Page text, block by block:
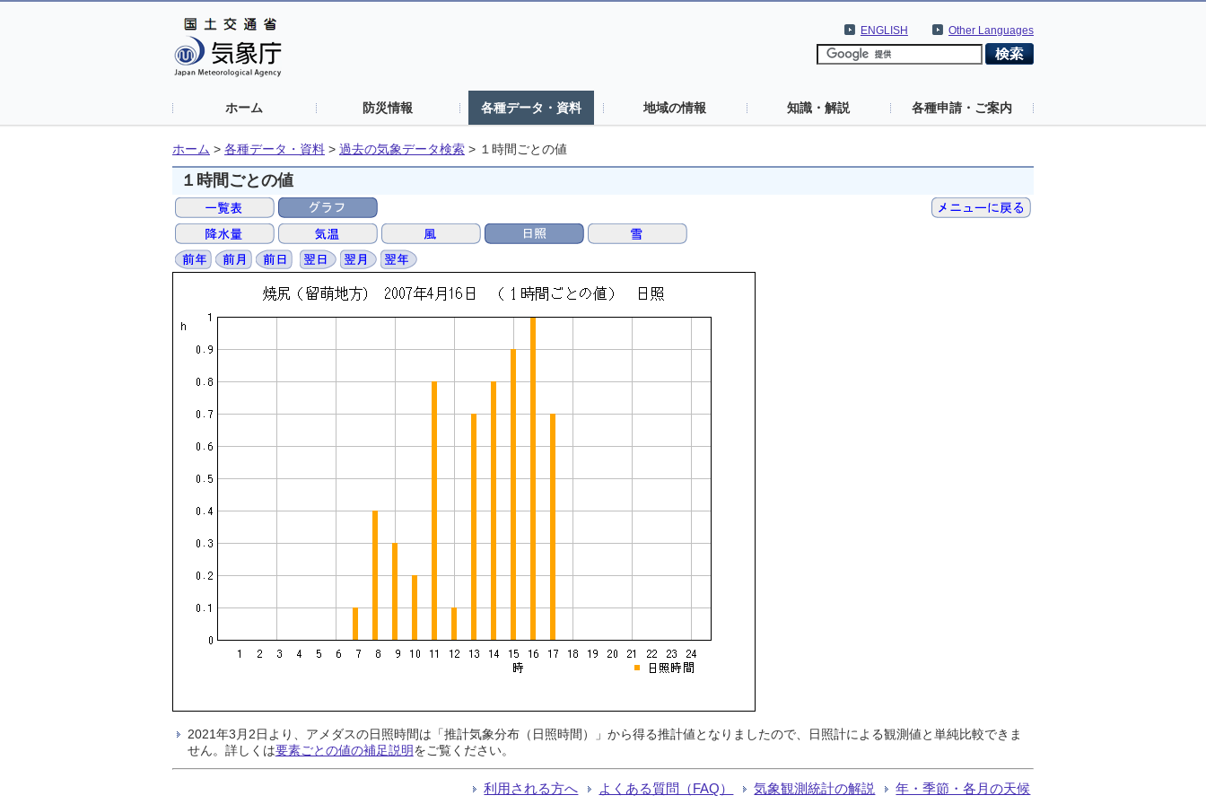
Other Languages
ENGLISH
ホーム 防災情報 各種データ・資料 地域の情報 知識・解説 各種申請・ご案内
ホーム > 各種データ・資料 > 過去の気象データ検索 > １時間ごとの値
１時間ごとの値
2021年3月2日より、アメダスの日照時間は「推計気象分布（日照時間）」から得る推計値となりましたので、日照計による観測値と単純比較できま
せん。詳しくは要素ごとの値の補足説明をご覧ください。
利用される方へ よくある質問（FAQ） 気象観測統計の解説 年・季節・各月の天候